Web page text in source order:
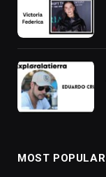
MOST POPULAR